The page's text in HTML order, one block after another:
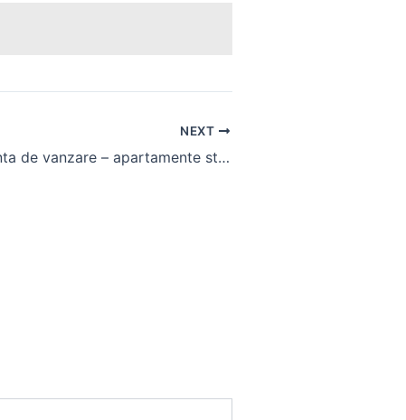
NEXT
Casa de vacanta de vanzare – apartamente studiouri